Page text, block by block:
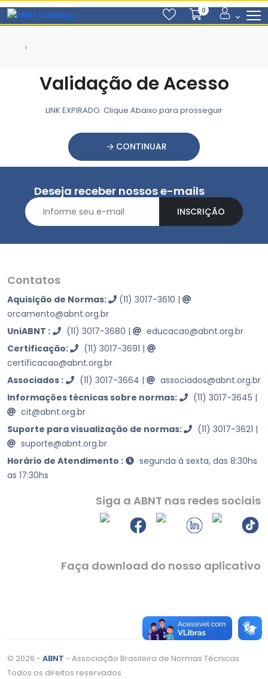
0
Validação de Acesso
LINK EXPIRADO. Clique Abaixo para prosseguir
CONTINUAR
Deseja receber nossos e-mails
INSCRIÇÃO
Contatos
Aquisição de Normas: (11) 3017-3610 |
orcamento@abnt.org.br
UniABNT :
(11) 3017-3680 |
educacao@abnt.org.br
Certificação:
(11) 3017-3691 |
certificacao@abnt.org.br
Associados :
(11) 3017-3664 |
associados@abnt.org.br
Informações técnicas sobre normas:
(11) 3017-3645 |
cit@abnt.org.br
Suporte para visualização de normas:
(11) 3017-3621 |
suporte@abnt.org.br
Horário de Atendimento :
segunda à sexta, das 8:30hs
as 17:30hs
Siga a ABNT nas redes sociais
Faça download do nosso aplicativo
© 2026 - ABNT - Associação Brasileira de Normas Técnicas
Todos os direitos reservados